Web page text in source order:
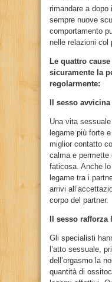
rimandare a
sempre nuove
comportamento
nelle relazioni col
Le quattro
sicuramente la
regolarmente:
Il sesso
Una vita
legame più forte
miglior contatto
calma e permette
faticosa. Anche
legame tra i
arrivi
corpo del partner.
Il sesso
Gli specialisti
l’atto sessuale,
dell’orgasmo la
quantità di